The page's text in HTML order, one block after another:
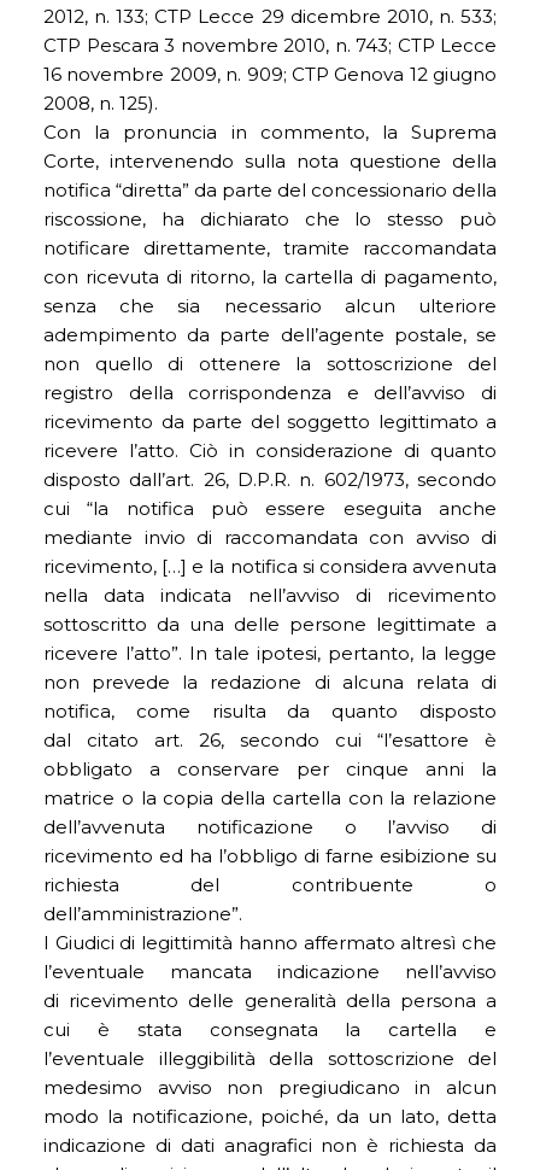
2012, n. 133; CTP Lecce 29 dicembre 2010, n. 533;
CTP Pescara 3 novembre 2010, n. 743; CTP Lecce
16 novembre 2009, n. 909; CTP Genova 12 giugno
2008, n. 125).
Con la pronuncia in commento, la Suprema
Corte, intervenendo sulla nota questione della
notifica “diretta” da parte del concessionario della
riscossione, ha dichiarato che lo stesso può
notificare direttamente, tramite raccomandata
con ricevuta di ritorno, la cartella di pagamento,
senza che sia necessario alcun ulteriore
adempimento da parte dell’agente postale, se
non quello di ottenere la sottoscrizione del
registro della corrispondenza e dell’avviso di
ricevimento da parte del soggetto legittimato a
ricevere l’atto. Ciò in considerazione di quanto
disposto dall’art. 26, D.P.R. n. 602/1973, secondo
cui “la notifica può essere eseguita anche
mediante invio di raccomandata con avviso di
ricevimento, […] e la notifica si considera avvenuta
nella data indicata nell’avviso di ricevimento
sottoscritto da una delle persone legittimate a
ricevere l’atto”. In tale ipotesi, pertanto, la legge
non prevede la redazione di alcuna relata di
notifica, come risulta da quanto disposto
dal citato art. 26, secondo cui “l’esattore è
obbligato a conservare per cinque anni la
matrice o la copia della cartella con la relazione
dell’avvenuta notificazione o l’avviso di
ricevimento ed ha l’obbligo di farne esibizione su
richiesta del contribuente o
dell’amministrazione”.
I Giudici di legittimità hanno affermato altresì che
l’eventuale mancata indicazione nell’avviso
di ricevimento delle generalità della persona a
cui è stata consegnata la cartella e
l’eventuale illeggibilità della sottoscrizione del
medesimo avviso non pregiudicano in alcun
modo la notificazione, poiché, da un lato, detta
indicazione di dati anagrafici non è richiesta da